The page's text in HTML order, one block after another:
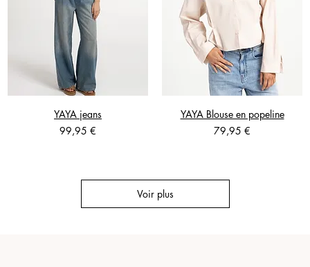
YAYA jeans
Prix
99,95 €
YAYA Blouse en popeline
Prix
79,95 €
Voir plus